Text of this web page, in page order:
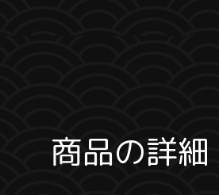
商品の詳細